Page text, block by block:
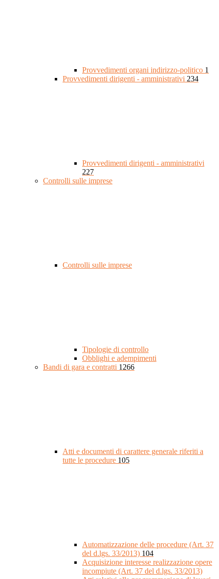
Provvedimenti organi indirizzo-politico 1
Provvedimenti dirigenti - amministrativi 234
Provvedimenti dirigenti - amministrativi
227
Controlli sulle imprese
Controlli sulle imprese
Tipologie di controllo
Obblighi e adempimenti
Bandi di gara e contratti 1266
Atti e documenti di carattere generale riferiti a
tutte le procedure 105
Automatizzazione delle procedure (Art. 37
del d.lgs. 33/2013) 104
Acquisizione interesse realizzazione opere
incompiute (Art. 37 del d.lgs. 33/2013)